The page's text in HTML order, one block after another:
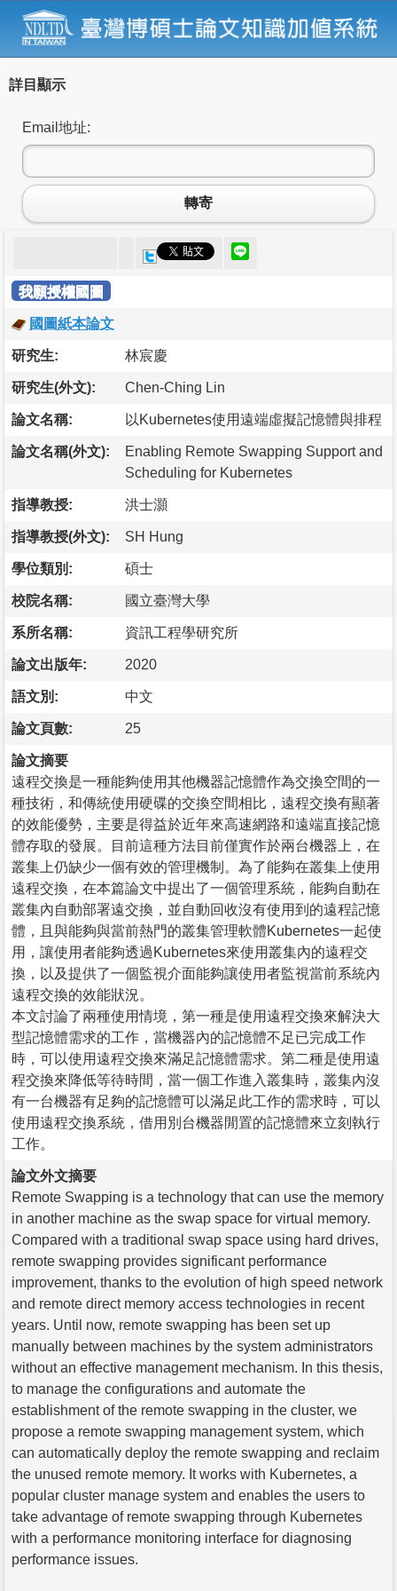
詳目顯示
Email地址:
轉寄
我願授權國圖
國圖紙本論文
研究生: 林宸慶
研究生(外文): Chen-Ching Lin
論文名稱: 以Kubernetes使用遠端虛擬記憶體與排程
論文名稱(外文):
Enabling Remote Swapping Support and
Scheduling for Kubernetes
指導教授: 洪士灝
指導教授(外文): SH Hung
學位類別: 碩士
校院名稱: 國立臺灣大學
系所名稱: 資訊工程學研究所
論文出版年: 2020
語文別: 中文
論文頁數: 25
論文摘要
遠程交換是一種能夠使用其他機器記憶體作為交換空間的一
種技術，和傳統使用硬碟的交換空間相比，遠程交換有顯著
的效能優勢，主要是得益於近年來高速網路和遠端直接記憶
體存取的發展。目前這種方法目前僅實作於兩台機器上，在
叢集上仍缺少一個有效的管理機制。為了能夠在叢集上使用
遠程交換，在本篇論文中提出了一個管理系統，能夠自動在
叢集內自動部署遠交換，並自動回收沒有使用到的遠程記憶
體，且與能夠與當前熱門的叢集管理軟體Kubernetes一起使
用，讓使用者能夠透過Kubernetes來使用叢集內的遠程交
換，以及提供了一個監視介面能夠讓使用者監視當前系統內
遠程交換的效能狀況。
本文討論了兩種使用情境，第一種是使用遠程交換來解決大
型記憶體需求的工作，當機器內的記憶體不足已完成工作
時，可以使用遠程交換來滿足記憶體需求。第二種是使用遠
程交換來降低等待時間，當一個工作進入叢集時，叢集內沒
有一台機器有足夠的記憶體可以滿足此工作的需求時，可以
使用遠程交換系統，借用別台機器閒置的記憶體來立刻執行
工作。
論文外文摘要
Remote Swapping is a technology that can use the memory
in another machine as the swap space for virtual memory.
Compared with a traditional swap space using hard drives,
remote swapping provides significant performance
improvement, thanks to the evolution of high speed network
and remote direct memory access technologies in recent
years. Until now, remote swapping has been set up
manually between machines by the system administrators
without an effective management mechanism. In this thesis,
to manage the configurations and automate the
establishment of the remote swapping in the cluster, we
propose a remote swapping management system, which
can automatically deploy the remote swapping and reclaim
the unused remote memory. It works with Kubernetes, a
popular cluster manage system and enables the users to
take advantage of remote swapping through Kubernetes
with a performance monitoring interface for diagnosing
performance issues.